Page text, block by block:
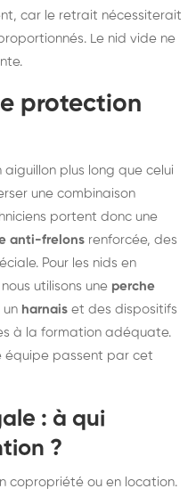
car le retrait nécessiterait
Le nid vide ne
protection
plus long que celui
une combinaison
portent donc une
anti-frelons renforcée, des
Pour les nids en
utilisons une perche
un harnais et des dispositifs
à la formation adéquate.
équipe passent par cet
: à qui
?
copropriété ou en location.